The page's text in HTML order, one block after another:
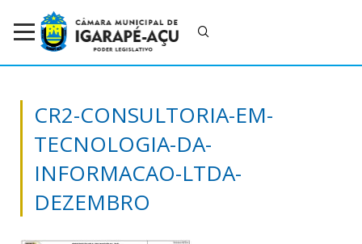
CR2-CONSULTORIA-EM-
TECNOLOGIA-DA-
INFORMACAO-LTDA-
DEZEMBRO